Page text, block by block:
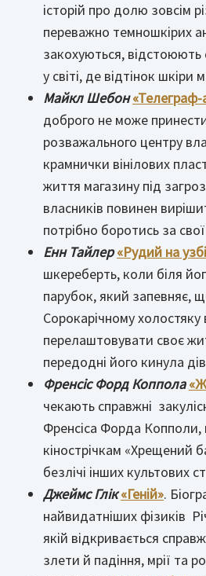
історій про долю зовсім
переважно темношкірих
закохуються, відстоюють
у світі, де відтінок шкіри
Майкл Шебон
доброго не може
розважального центру
крамнички вінілових
життя магазину під
власників повинен
потрібно боротись за свої
Енн Тайлер «Рудий на
шкереберть, коли біля
парубок, який запевняє,
Сорокарічному
перелаштовувати своє
передодні його кинула
Френсіс Форд Коппола
чекають справжні
Френсіса Форда Копполи,
кінострічкам «Хрещений
безлічі інших культових
Джеймс Глік «Геній».
найвидатніших фізиків
якій відкривається
злети й падіння, мрії та